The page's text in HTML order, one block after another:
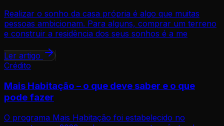
Realizar o sonho da casa própria é algo que muitas
pessoas ambicionam. Para alguns, comprar um terreno
e construir a residência dos seus sonhos é a me
Ler artigo
Crédito
Mais Habitação – o que deve saber e o que
pode fazer
O programa Mais Habitação foi estabelecido no